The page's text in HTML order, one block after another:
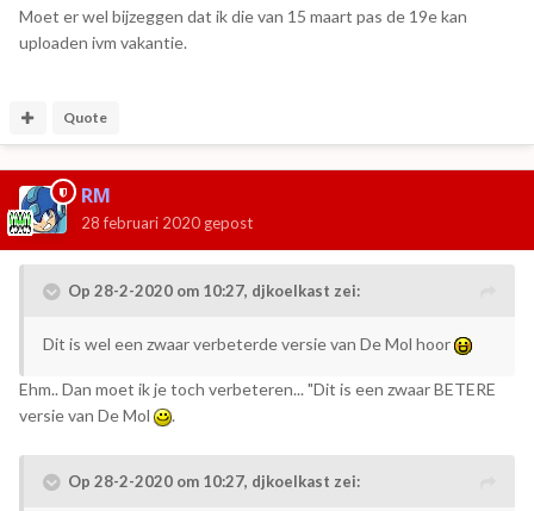
Moet er wel bijzeggen dat ik die van 15 maart pas de 19e kan
uploaden ivm vakantie.
Quote
RM
28 februari 2020 gepost
Op 28-2-2020 om 10:27, djkoelkast zei:
Dit is wel een zwaar verbeterde versie van De Mol hoor
Ehm.. Dan moet ik je toch verbeteren... "Dit is een zwaar BETERE
versie van De Mol
.
Op 28-2-2020 om 10:27, djkoelkast zei: